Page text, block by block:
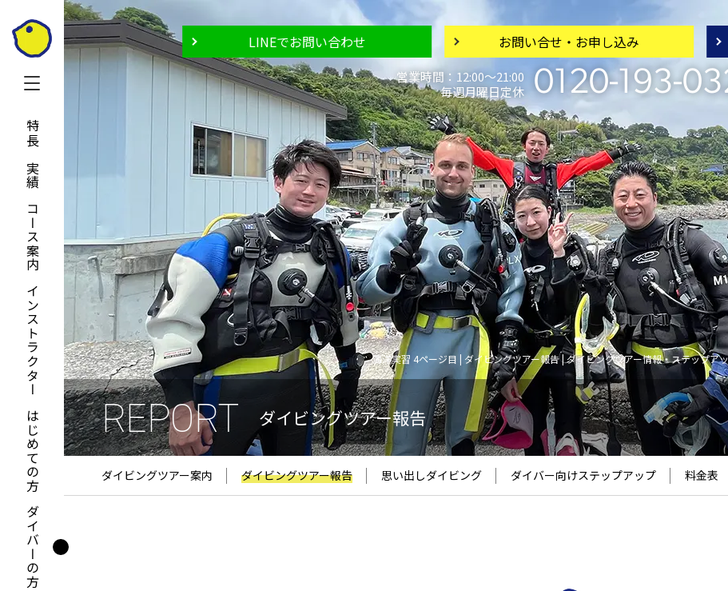
海洋実習 4ページ目 | ダイビングツアー報告 | ダイビングツアー情報・ステップア
LINEでお問い合わせ お問い合せ・ お申し込み
営業時間：12:00〜21:00
毎週月曜日定休 0120-193-
特長と実績
コース案内
インストラクター
はじめての方
ダイバーの方
REPORT ダイビングツアー報告
ダイビングツアー案内 ダイビングツアー報告 思い出しダイビング ダイバー向けステップアップ 料金表